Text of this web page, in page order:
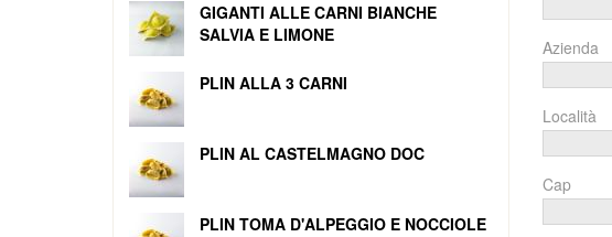
GIGANTI ALLE CARNI BIANCHE
SALVIA E LIMONE
PLIN ALLA 3 CARNI
PLIN AL CASTELMAGNO DOC
PLIN TOMA D'ALPEGGIO E NOCCIOLE
Azienda
Località
Cap